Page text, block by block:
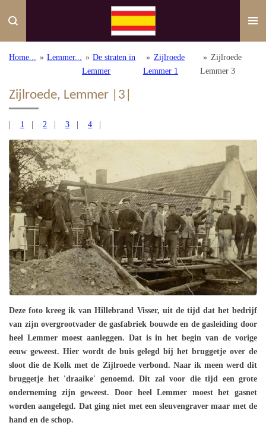
direct
de
Home... » Lemmer... » De straten in
Lemmer
» Zijlroede
Lemmer 1
» Zijlroede
Lemmer 3
Zijlroede, Lemmer |3|
1 2 3 4
Deze foto kreeg ik van Hillebrand Visser, uit de tijd dat het bedrijf
van zijn overgrootvader de gasfabriek bouwde en de gasleiding door
heel Lemmer moest aanleggen. Dat is in het begin van de vorige
eeuw geweest. Hier wordt de buis gelegd bij het bruggetje over de
sloot die de Kolk met de Zijlroede verbond. Naar ik meen werd dit
bruggetje het 'draaike' genoemd. Dit zal voor die tijd een grote
onderneming zijn geweest. Door heel Lemmer moest het gasnet
worden aangelegd. Dat ging niet met een sleuvengraver maar met de
hand en de schop.